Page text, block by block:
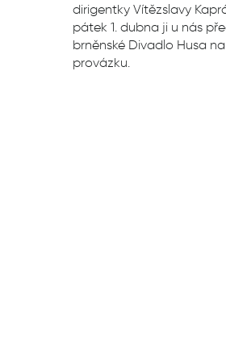
dirigentky Vítězslavy
pátek 1. dubna ji u nás
brněnské Divadlo Husa na
provázku.